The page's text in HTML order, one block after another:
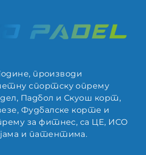
производи
спортску опрему
Падбол и Скуош корт,
Фудбалске корте и
за фитнес, са ЦЕ, ИСО
и патентима.